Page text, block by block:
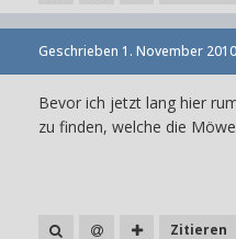
Geschrieben 1. November 2010
Bevor ich jetzt lang hier
zu finden, welche die
Zitieren